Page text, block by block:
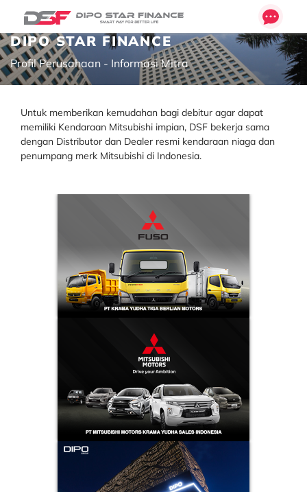
DIPO STAR FINANCE
Profil Perusahaan - Informasi Mitra
Untuk memberikan kemudahan bagi debitur agar dapat
memiliki Kendaraan Mitsubishi impian, DSF bekerja sama
dengan Distributor dan Dealer resmi kendaraan niaga dan
penumpang merk Mitsubishi di Indonesia.